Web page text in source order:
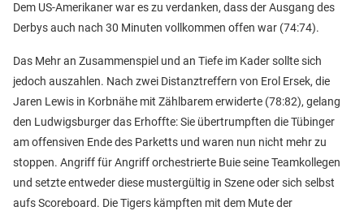
Dem US-Amerikaner war es zu verdanken, dass der Ausgang des
Derbys auch nach 30 Minuten vollkommen offen war (74:74).
Das Mehr an Zusammenspiel und an Tiefe im Kader sollte sich
jedoch auszahlen. Nach zwei Distanztreffern von Erol Ersek, die
Jaren Lewis in Korbnähe mit Zählbarem erwiderte (78:82), gelang
den Ludwigsburger das Erhoffte: Sie übertrumpften die Tübinger
am offensiven Ende des Parketts und waren nun nicht mehr zu
stoppen. Angriff für Angriff orchestrierte Buie seine Teamkollegen
und setzte entweder diese mustergültig in Szene oder sich selbst
aufs Scoreboard. Die Tigers kämpften mit dem Mute der